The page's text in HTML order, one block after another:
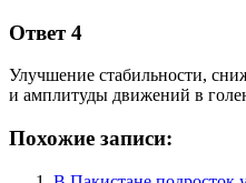
Ответ 4
Улучшение стабильности,
и амплитуды движений в
Похожие записи: